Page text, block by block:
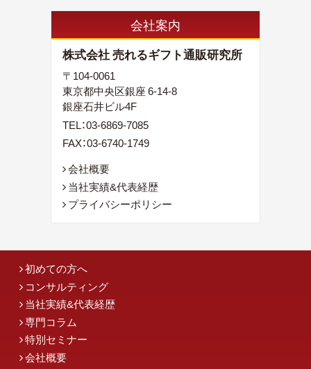
会社案内
株式会社 売れるギフト通販研究所
〒104-0061
東京都中央区銀座 6-14-8
銀座石井ビル4F
TEL：03-6869-7085
FAX：03-6740-1749
会社概要
当社実績&代表経歴
プライバシーポリシー
初めての方へ
コンサルティング
当社実績&代表経歴
専門コラム
特別セミナー
会社概要